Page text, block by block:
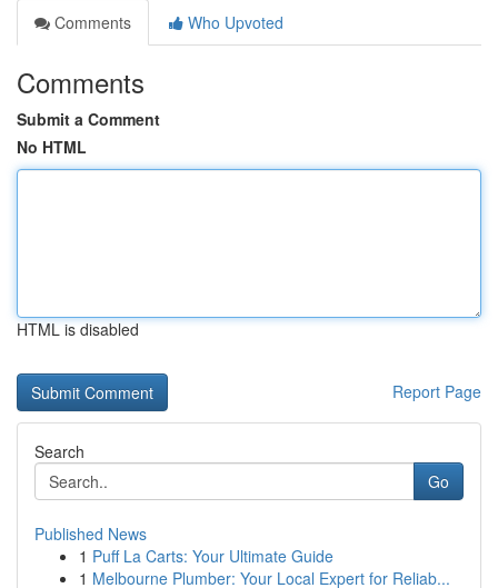
Comments
Who Upvoted
Comments
Submit a Comment
No HTML
HTML is disabled
Report Page
Search
Go
Published News
1 Puff La Carts: Your Ultimate Guide
1 Melbourne Plumber: Your Local Expert for Reliab...